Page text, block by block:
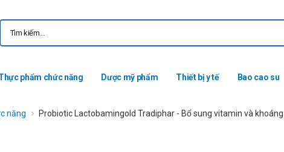
phẩm chức năng Dược mỹ phẩm Thiết bị y tế Bao cao su
năng Probiotic Lactobamingold Tradiphar - Bổ sung vitamin và